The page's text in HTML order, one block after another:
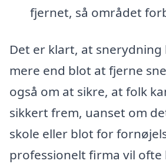
fjernet, så området
Det er klart, at
mere end blot at fjerne
også om at sikre, at folk
sikkert frem, uanset om
skole eller blot for
professionelt firma vil ofte